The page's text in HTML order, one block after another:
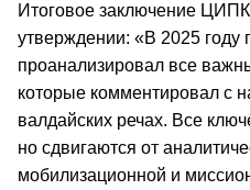
Итоговое заключение
утверждении: «В 2025 году
проанализировал все
которые комментировал с
валдайских речах. Все
но сдвигаются от
мобилизационной и